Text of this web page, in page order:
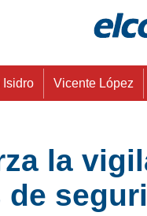
Isidro Vicente López
la
de